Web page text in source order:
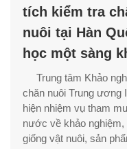
tích kiểm tra
nuôi tại Hàn
học một sàng
Trung tâm Khảo
chăn nuôi Trung ương
hiện nhiệm vụ tham
nước về khảo nghiệm,
giống vật nuôi, sản